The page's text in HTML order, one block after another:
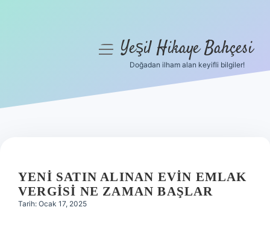
Hakkımızda
menüyüYeşil Hikaye Bahçesi
Doğadan ilham alan keyifli bilgiler!
YENI SATIN ALINAN EVIN EMLAK
VERGISI NE ZAMAN BAŞLAR
Tarih: Ocak 17, 2025